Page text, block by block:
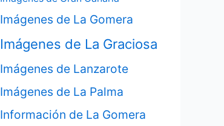
Imágenes de La Gomera
Imágenes de La Graciosa
Imágenes de Lanzarote
Imágenes de La Palma
Información de La Gomera